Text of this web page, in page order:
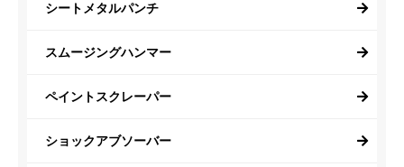
シートメタルパンチ
スムージングハンマー
ペイントスクレーパー
ショックアブソーバー